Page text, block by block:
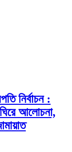
নির্বাচন :
আলোচনা,